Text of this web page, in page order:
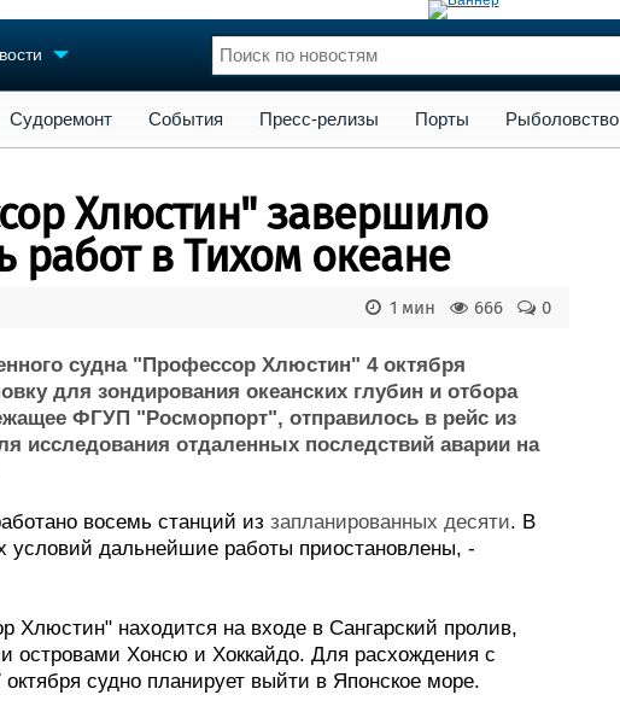
Конференции
Личности
Словарь
Флот
Форум
Все службы
Судоремонт События Пресс-релизы Порты Рыболовство
Хлюстин" завершило
работ в Тихом океане
0
666
1 мин
судна "Профессор Хлюстин" 4 октября
для зондирования океанских глубин и отбора
ФГУП "Росморпорт", отправилось в рейс из
исследования отдаленных последствий аварии на
восемь станций из запланированных десяти. В
условий дальнейшие работы приостановлены, -
Хлюстин" находится на входе в Сангарский пролив,
островами Хонсю и Хоккайдо. Для расхождения с
судно планирует выйти в Японское море.